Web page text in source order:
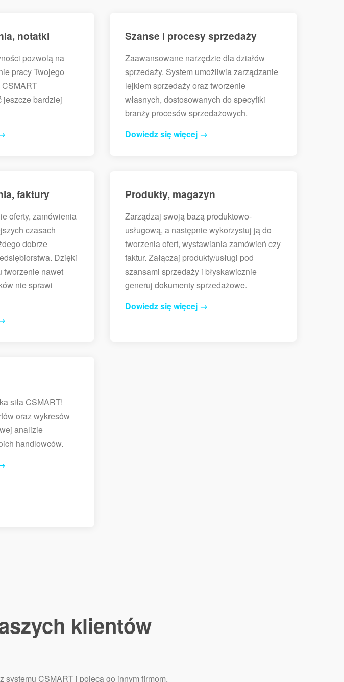
notatki
pozwolą na
pracy Twojego
CSMART
jeszcze bardziej
Szanse i procesy sprzedaży
Zaawansowane narzędzie dla działów
sprzedaży. System umożliwia zarządzanie
lejkiem sprzedaży oraz tworzenie
własnych, dostosowanych do specyfiki
branży procesów sprzedażowych.
Dowiedz się więcej →
faktury
oferty, zamówienia
czasach
dobrze
Dzięki
tworzenie nawet
nie sprawi
Produkty, magazyn
Zarządzaj swoją bazą produktowo-
usługową, a następnie wykorzystuj ją do
tworzenia ofert, wystawiania zamówień czy
faktur. Załączaj produkty/usługi pod
szansami sprzedaży i błyskawicznie
generuj dokumenty sprzedażowe.
Dowiedz się więcej →
siła CSMART!
oraz wykresów
analizie
handlowców.
klientów
CSMART i poleca go innym firmom.